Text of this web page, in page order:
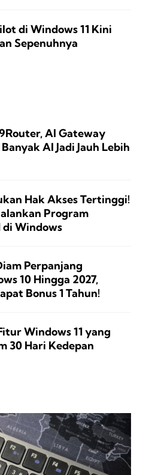
di Windows 11 Kini
Sepenuhnya
AI Gateway
AI Jadi Jauh Lebih
Hak Akses Tertinggi!
Program
di Windows
Perpanjang
10 Hingga 2027,
Bonus 1 Tahun!
Windows 11 yang
30 Hari Kedepan